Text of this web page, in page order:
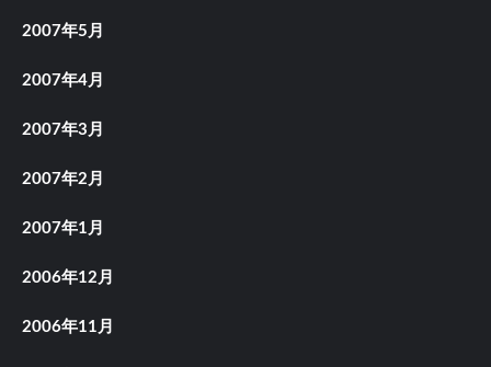
2007年5月
2007年4月
2007年3月
2007年2月
2007年1月
2006年12月
2006年11月